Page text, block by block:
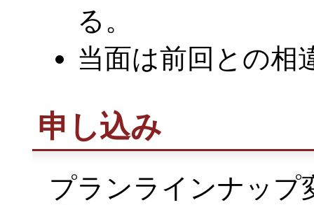
る。
当面は前回との相
申し込み
プランラインナップ